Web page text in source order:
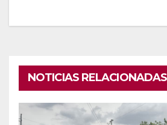
NOTICIAS RELACIONADAS